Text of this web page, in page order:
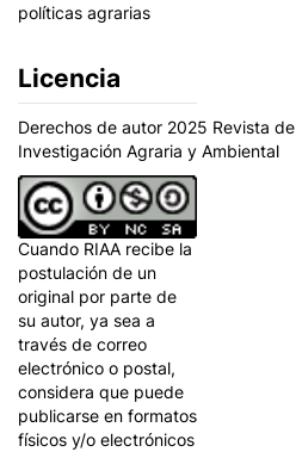
políticas agrarias
Licencia
Derechos de autor 2025 Revista de
Investigación Agraria y Ambiental
Cuando RIAA recibe la
postulación de un
original por parte de
su autor, ya sea a
través de correo
electrónico o postal,
considera que puede
publicarse en formatos
físicos y/o electrónicos